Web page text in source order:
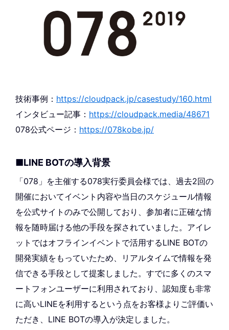
技術事例： https://cloudpack.jp/casestudy/160.html
インタビュー記事： https://cloudpack.media/48671
078公式ページ： https://078kobe.jp/
■LINE BOTの導入背景
「078」を主催する078実行委員会様では、過去2回の
開催においてイベント内容や当日のスケジュール情報
を公式サイトのみで公開しており、参加者に正確な情
報を随時届ける他の手段を探されていました。アイレ
ットではオフラインイベントで活用するLINE BOTの
開発実績をもっていたため、リアルタイムで情報を発
信できる手段として提案しました。すでに多くのスマ
ートフォンユーザーに利用されており、認知度も非常
に高いLINEを利用するという点をお客様よりご評価い
ただき、LINE BOTの導入が決定しました。